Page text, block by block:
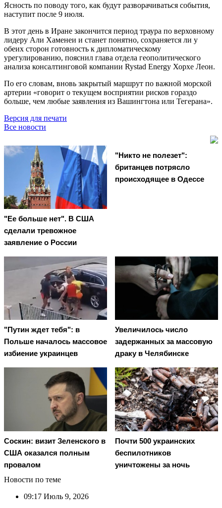
Ясность по поводу того, как будут разворачиваться события,
наступит после 9 июля.
В этот день в Иране закончится период траура по верховному
лидеру Али Хаменеи и станет понятно, сохраняется ли у
обеих сторон готовность к дипломатическому
урегулированию, пояснил глава отдела геополитического
анализа консалтинговой компании Rystad Energy Хорхе Леон.
По его словам, вновь закрытый маршрут по важной морской
артерии «говорит о текущем восприятии рисков гораздо
больше, чем любые заявления из Вашингтона или Тегерана».
Версия для печати
Все новости
"Ее больше нет". В США
сделали тревожное
заявление о России
"Никто не полезет":
британцев потрясло
происходящее в Одессе
"Путин ждет тебя": в
Польше началось массовое
избиение украинцев
Увеличилось число
задержанных за массовую
драку в Челябинске
Соскин: визит Зеленского в
США оказался полным
провалом
Почти 500 украинских
беспилотников
уничтожены за ночь
Новости по теме
09:17 Июль 9, 2026